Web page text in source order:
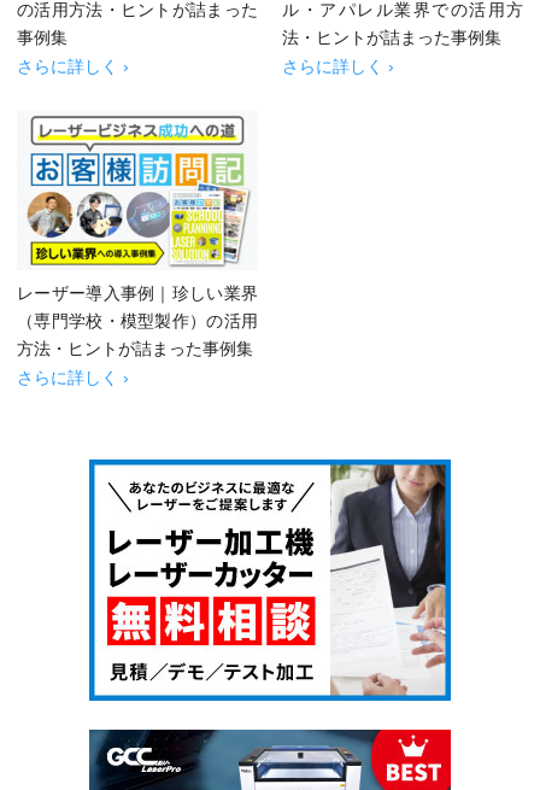
の活用方法・ヒントが詰まった
事例集
さらに詳しく ›
ル・アパレル業界での活用方
法・ヒントが詰まった事例集
さらに詳しく ›
レーザー導入事例｜珍しい業界
（専門学校・模型製作）の活用
方法・ヒントが詰まった事例集
さらに詳しく ›